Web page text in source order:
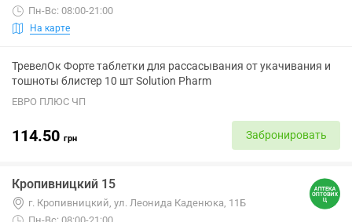
Пн-Вс: 08:00-21:00
На карте
ТревелОк Форте таблетки для рассасывания от укачивания и
тошноты блистер 10 шт Solution Pharm
ЕВРО ПЛЮС ЧП
114.50 грн Забронировать
Кропивницкий 15
г. Кропивницкий, ул. Леонида Каденюка, 11Б